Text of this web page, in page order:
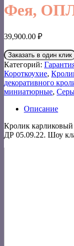
Фея,
39,900.00 ₽
Заказать в один клик
Категорий:
Короткоухие,
декоративного
миниатюрные,
Описание
Кролик карликовый
ДР 05.09.22. Шоу